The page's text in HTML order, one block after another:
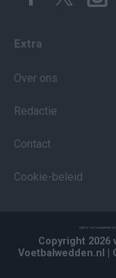
Extra
Over ons
Redactie
Contact
Cookie-beleid
Copyright 2026
Voetbalwedden.nl
|